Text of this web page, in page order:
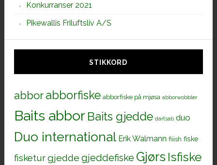
Konkurranser 2021
Pikewallis Friluftsliv A/S
STIKKORD
abborabborfiske abborfiske på mjøsa abborwobbler
Baits abbor Baits gjedde dartsab duo
Duo international Erik Walmann fiiish fiske
fisketurgjedde gjeddefiske Gjørs Isfiske